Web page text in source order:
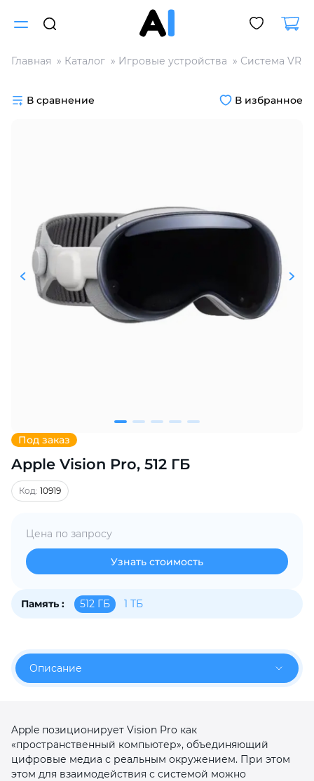
Главная Каталог Игровые устройства Система VR
Под заказ
Apple Vision Pro, 512 ГБ
Код: 10919
Цена по запросу
Узнать стоимость
В сравнение В избранное
Память : 512 ГБ 1 ТБ
Описание
Apple позиционирует Vision Pro как
«пространственный компьютер», объединяющий
цифровые медиа с реальным окружением. При этом
этом для взаимодействия с системой можно
Для клиентов всех банков
Разбейте
График платежей
Сегодня
25%
% картой любого банка
Получайте товар
выбранный способом
списываться
каждые 2 недели
раз в 2
недели
8 800 302-02-51
plait.ru